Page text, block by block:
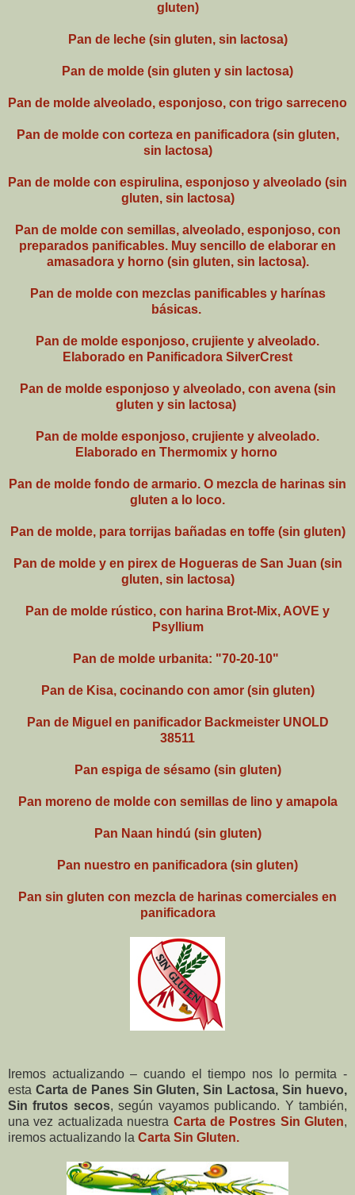
gluten)
Pan de leche (sin gluten, sin lactosa)
Pan de molde (sin gluten y sin lactosa)
Pan de molde alveolado, esponjoso, con trigo sarreceno
Pan de molde con corteza en panificadora (sin gluten,
sin lactosa)
Pan de molde con espirulina, esponjoso y alveolado (sin
gluten, sin lactosa)
Pan de molde con semillas, alveolado, esponjoso, con
preparados panificables. Muy sencillo de elaborar en
amasadora y horno (sin gluten, sin lactosa).
Pan de molde con mezclas panificables y harínas
básicas.
Pan de molde esponjoso, crujiente y alveolado.
Elaborado en Panificadora SilverCrest
Pan de molde esponjoso y alveolado, con avena (sin
gluten y sin lactosa)
Pan de molde esponjoso, crujiente y alveolado.
Elaborado en Thermomix y horno
Pan de molde fondo de armario. O mezcla de harinas sin
gluten a lo loco.
Pan de molde, para torrijas bañadas en toffe (sin gluten)
Pan de molde y en pirex de Hogueras de San Juan (sin
gluten, sin lactosa)
Pan de molde rústico, con harina Brot-Mix, AOVE y
Psyllium
Pan de molde urbanita: "70-20-10"
Pan de Kisa, cocinando con amor (sin gluten)
Pan de Miguel en panificador Backmeister UNOLD
38511
Pan espiga de sésamo (sin gluten)
Pan moreno de molde con semillas de lino y amapola
Pan Naan hindú (sin gluten)
Pan nuestro en panificadora (sin gluten)
Pan sin gluten con mezcla de harinas comerciales en
panificadora
Iremos actualizando – cuando el tiempo nos lo permita -
esta Carta de Panes Sin Gluten, Sin Lactosa, Sin huevo,
Sin frutos secos, según vayamos publicando. Y también,
una vez actualizada nuestra Carta de Postres Sin Gluten,
iremos actualizando la Carta Sin Gluten.